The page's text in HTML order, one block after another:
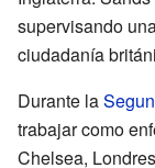
supervisando
ciudadanía
Durante la
trabajar como
Chelsea,